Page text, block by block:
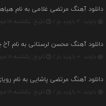
دانلود آهنگ مرتضی غلامی به نام
بازدید : ۲ بازدید بار / تاریخ : یکشنبه ۱۸ مرداد ۱۴۰۵
بازدید : ۰ بازدید بار / تاریخ : یکشنبه ۱۸ مرداد ۱۴۰۵
دانلود آهنگ مرتضی پاشایی به نام
بازدید : ۰ بازدید بار / تاریخ : یکشنبه ۱۸ مرداد ۱۴۰۵